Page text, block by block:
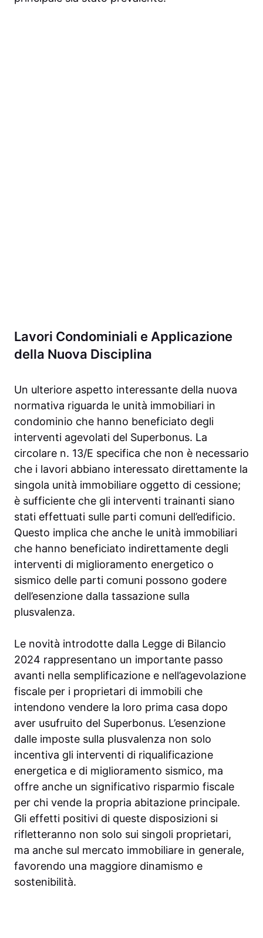
Lavori Condominiali e Applicazione
della Nuova Disciplina
Un ulteriore aspetto interessante della nuova
normativa riguarda le unità immobiliari in
condominio che hanno beneficiato degli
interventi agevolati del Superbonus. La
circolare n. 13/E specifica che non è necessario
che i lavori abbiano interessato direttamente la
singola unità immobiliare oggetto di cessione;
è sufficiente che gli interventi trainanti siano
stati effettuati sulle parti comuni dell’edificio.
Questo implica che anche le unità immobiliari
che hanno beneficiato indirettamente degli
interventi di miglioramento energetico o
sismico delle parti comuni possono godere
dell’esenzione dalla tassazione sulla
plusvalenza.
Le novità introdotte dalla Legge di Bilancio
2024 rappresentano un importante passo
avanti nella semplificazione e nell’agevolazione
fiscale per i proprietari di immobili che
intendono vendere la loro prima casa dopo
aver usufruito del Superbonus. L’esenzione
dalle imposte sulla plusvalenza non solo
incentiva gli interventi di riqualificazione
energetica e di miglioramento sismico, ma
offre anche un significativo risparmio fiscale
per chi vende la propria abitazione principale.
Gli effetti positivi di queste disposizioni si
rifletteranno non solo sui singoli proprietari,
ma anche sul mercato immobiliare in generale,
favorendo una maggiore dinamismo e
sostenibilità.